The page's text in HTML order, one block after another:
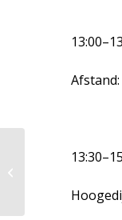
Afstand:
Busexcursie naar
zondag 14 juni